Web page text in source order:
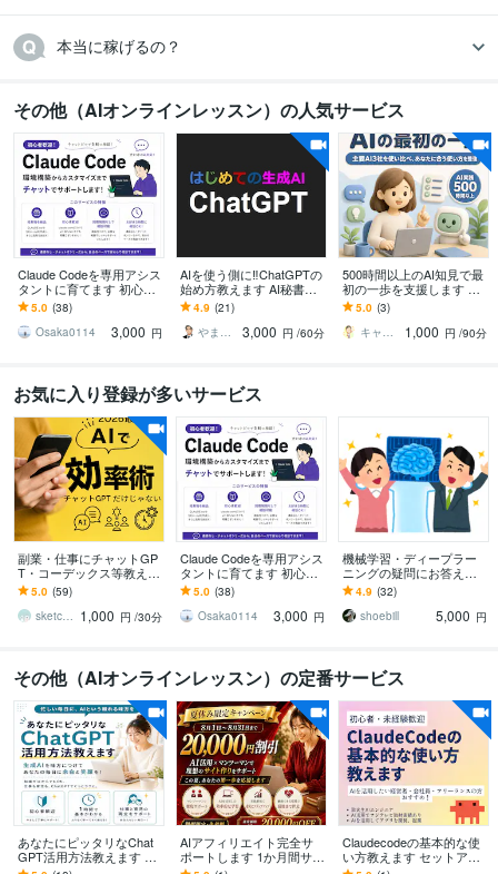
本当に稼げるの？
その他（AIオンラインレッスン）の人気サービス
Claude Codeを専用アシス
タントに育てます 初心者
大歓迎！環境構築や用途
に合うルール・スキルを
作成します
5.0 (38)
Osaka0114
3,000 円
AIを使う側に‼ChatGPTの
始め方教えます AI秘書
化！ChatGPT使いこなし
術/基礎からリスキリング
4.9 (21)
やまさん＠生き方の知恵
3,000 円 /60分
500時間以上のAI知見で最
初の一歩を支援します 主
要3社500時間以上の実体
験で、AI選びから使い道
まで
5.0 (3)
キャリアコンサルタント＋プラス
1,000 円 /90分
お気に入り登録が多いサービス
副業・仕事にチャットGP
T・コーデックス等教えま
す SNS自動可・業務効率
・制作など Codex他の厳
選AI
5.0 (59)
sketchnews 1,000 円 /30分
Claude Codeを専用アシス
タントに育てます 初心者
大歓迎！環境構築や用途
に合うルール・スキルを
作成します
5.0 (38)
Osaka0114
3,000 円
機械学習・ディープラー
ニングの疑問にお答えし
ます 京都大学で博士号取
得後、アメリカ研究者経
験者がお手伝い
4.9 (32)
shoebill
5,000 円
その他（AIオンラインレッスン）の定番サービス
あなたにピッタリなChat
GPT活用方法教えます 生
AIアフィリエイト完全サ
ポートします 1か月間サポ
Claudecodeの基本的な使
い方教えます セットアッ